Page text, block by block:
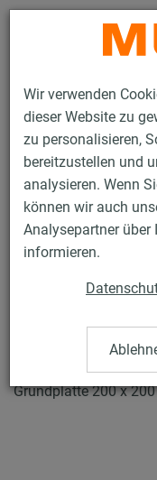
Wir verwenden
dieser Website zu
zu personalisieren,
bereitzustellen und
analysieren. Wenn
können wir auch
Analysepartner über
informieren.
Produkte
Feuerverzinkte
MPT-Konsole Q80,
Grundplatte 200 x